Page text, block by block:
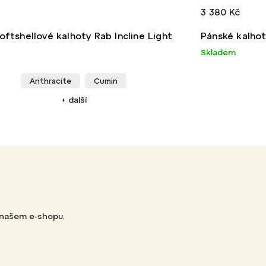
kalhoty Rab Incline Light
Anthracite Cumin
+ další
Pánské
Skladem
3 380 Kč
e-shopu.